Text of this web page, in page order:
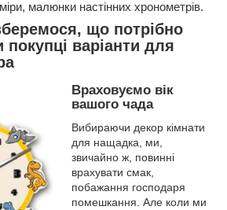
малюнки настінних хронометрів.
що потрібно
покупці варіанти для
Враховуємо вік
вашого чада
Вибираючи декор кімнати
для нащадка, ми,
звичайно ж, повинні
врахувати смак,
побажання господаря
помешкання. Але коли ми